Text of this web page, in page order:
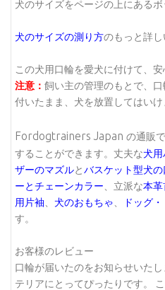
犬のサイズをページの上にあるボ
犬のサイズの測り方のもっと詳し
この犬用口輪を愛犬に付けて、
注意： 飼い主の管理のもとで、
付いたまま、犬を放置してはいけ
Fordogtrainers Japan の通販
することができます。丈夫な犬用
ザーのマズルとバスケット型犬の
ーとチェーンカラー 、立派な本革
用片袖
犬のおもちゃ ドッグ
す。
お客様のレビュー
口輪が届いたのをお知らせいた
テリアにとってぴったりです。